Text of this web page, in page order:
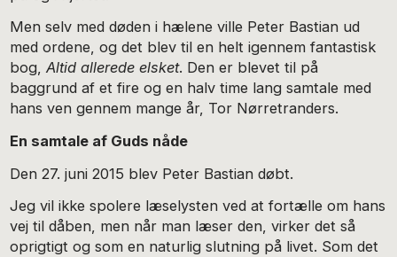
Men selv med døden i hælene ville Peter Bastian ud
med ordene, og det blev til en helt igennem fantastisk
bog,Altid allerede elsket. Den er blevet til på
baggrund af et fire og en halv time lang samtale med
hans ven gennem mange år, Tor Nørretranders.
En samtale af Guds nåde
Den 27. juni 2015 blev Peter Bastian døbt.
Jeg vil ikke spolere læselysten ved at fortælle om hans
vej til dåben, men når man læser den, virker det så
oprigtigt og som en naturlig slutning på livet. Som det